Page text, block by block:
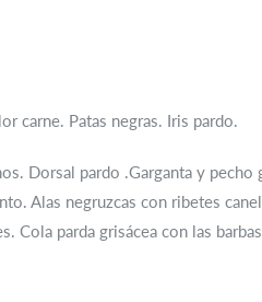
carne. Patas negras. Iris pardo.
Dorsal pardo .Garganta y pecho
Alas negruzcas con ribetes
Cola parda grisácea con las